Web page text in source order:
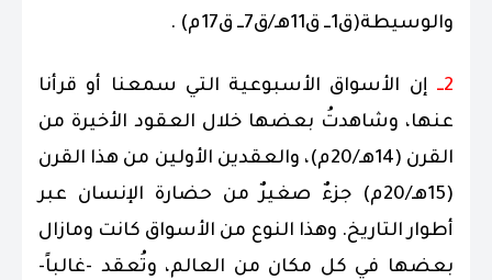
والوسيطة(ق1ــ ق11هـ/ق7ــ ق17م) .
2ــ
إن الأسواق الأسبوعية التي سمعنا أو قرأنا
عنها، وشاهدتُ بعضها خلال العقود الأخيرة من
القرن (14هـ/20م)، والعقدين الأولين من هذا القرن
(15هـ/20م) جزءٌ صغيرٌ من حضارة الإنسان عبر
أطوار التاريخ. وهذا النوع من الأسواق كانت ومازال
بعضها في كل مكان من العالم، وتُعقد -غالباً-